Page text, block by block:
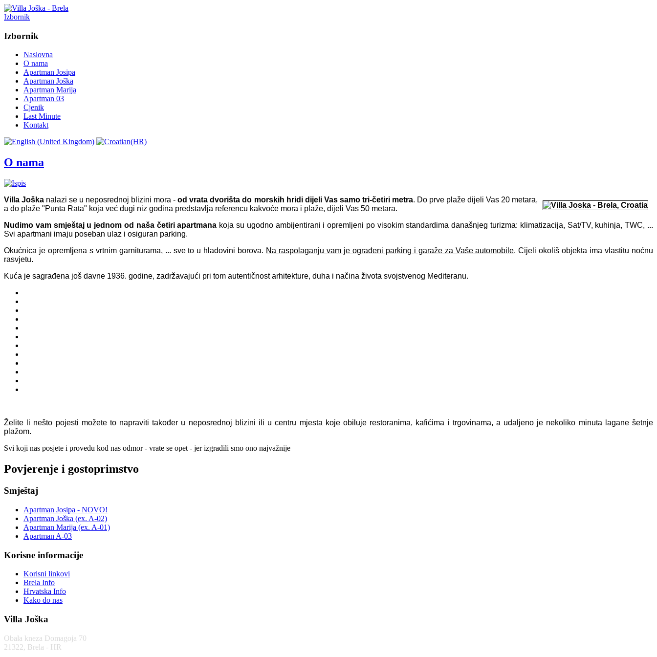
Izbornik
Izbornik
Naslovna
O nama
Apartman Josipa
Apartman Joška
Apartman Marija
Apartman 03
Cjenik
Last Minute
Kontakt
O nama
Villa Joška nalazi se u neposrednoj blizini mora -od vrata dvorišta do morskih hridi dijeli Vas samo tri-četiri metra. Do prve plaže dijeli Vas 20 metara,
a do plaže "Punta Rata" koja već dugi niz godina predstavlja referencu kakvoće mora i plaže, dijeli Vas 50 metara.
Nudimo vam smještaj u jednom od naša četiri apartmana koja su ugodno ambijentirani i opremljeni po visokim standardima današnjeg turizma: klimatizacija, Sat/TV, kuhinja, TWC, ...
Svi apartmani imaju poseban ulaz i osiguran parking.
Okućnica je opremljena s vrtnim garniturama, ... sve to u hladovini borova. Na raspolaganju vam je ograđeni parking i garaže za Vaše automobile. Cijeli okoliš objekta ima vlastitu noćnu
rasvjetu.
Kuća je sagrađena još davne 1936. godine, zadržavajući pri tom autentičnost arhitekture, duha i načina života svojstvenog Mediteranu.
Želite li nešto pojesti možete to napraviti također u neposrednoj blizini ili u centru mjesta koje obiluje restoranima, kafićima i trgovinama, a udaljeno je nekoliko minuta lagane šetnje
plažom.
Svi koji nas posjete i provedu kod nas odmor - vrate se opet - jer izgradili smo ono najvažnije
Povjerenje i gostoprimstvo
Smještaj
Apartman Josipa - NOVO!
Apartman Joška (ex. A-02)
Apartman Marija (ex. A-01)
Apartman A-03
Korisne informacije
Korisni linkovi
Brela Info
Hrvatska Info
Kako do nas
Villa Joška
Obala kneza Domagoja 70
21322, Brela - HR